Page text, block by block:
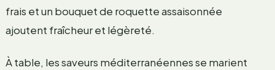
frais et un bouquet de roquette assaisonnée
ajoutent fraîcheur et légèreté.
À table, les saveurs méditerranéennes se marient